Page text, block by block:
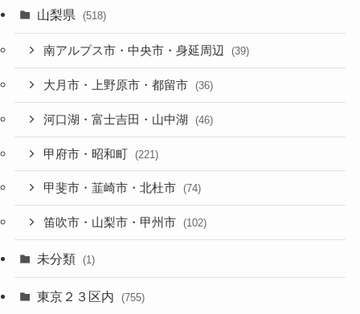
山梨県 (518)
南アルプス市・中央市・身延周辺 (39)
大月市・上野原市・都留市 (36)
河口湖・富士吉田・山中湖 (46)
甲府市・昭和町 (221)
甲斐市・韮崎市・北杜市 (74)
笛吹市・山梨市・甲州市 (102)
未分類 (1)
東京２３区内 (755)